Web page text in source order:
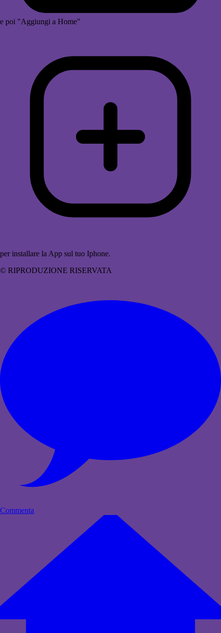
e poi "Aggiungi a Home"
per installare la App sul tuo Iphone.
© RIPRODUZIONE RISERVATA
Commenta